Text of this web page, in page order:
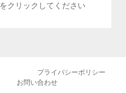
クリックしてください
プライバシーポリシー
お問い合わせ